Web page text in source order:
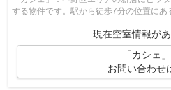
する物件です。駅から徒歩7分の位置に
現在空室情報があ
「カシェ
お問い合わせ